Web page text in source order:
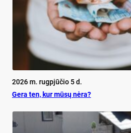
2026 m. rugpjūčio 5 d.
Ge­ra ten, kur mū­sų nė­ra?